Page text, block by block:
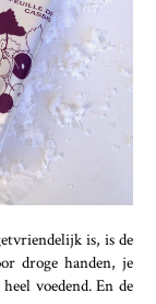
is, is de
droge handen, je
voedend. En de